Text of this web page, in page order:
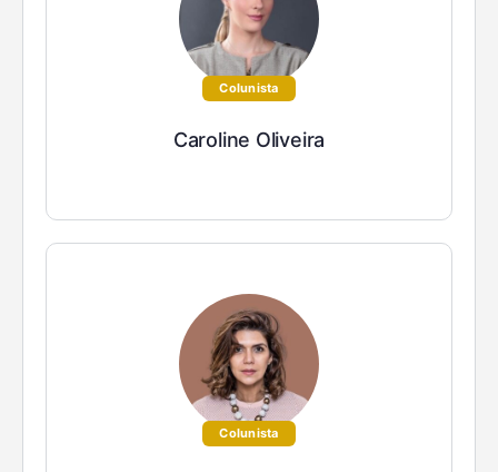
Colunista
Caroline Oliveira
Colunista